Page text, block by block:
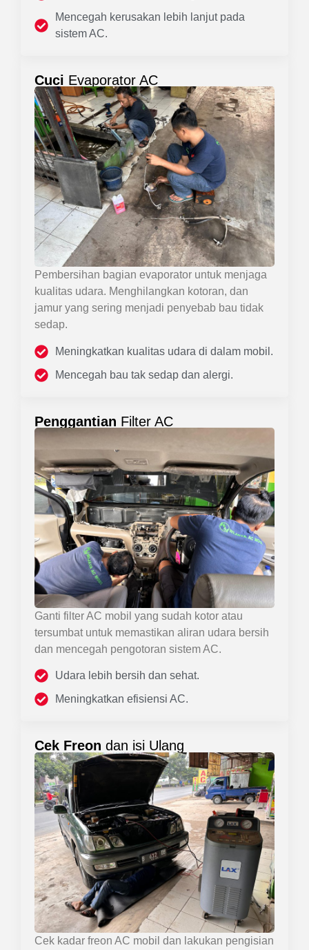
Mencegah kerusakan lebih lanjut pada
sistem AC.
Cuci Evaporator AC
Pembersihan bagian evaporator untuk menjaga
kualitas udara. Menghilangkan kotoran, dan
jamur yang sering menjadi penyebab bau tidak
sedap.
Meningkatkan kualitas udara di dalam mobil.
Mencegah bau tak sedap dan alergi.
Penggantian Filter AC
Ganti filter AC mobil yang sudah kotor atau
tersumbat untuk memastikan aliran udara bersih
dan mencegah pengotoran sistem AC.
Udara lebih bersih dan sehat.
Meningkatkan efisiensi AC.
Cek Freon dan isi Ulang
Cek kadar freon AC mobil dan lakukan pengisian